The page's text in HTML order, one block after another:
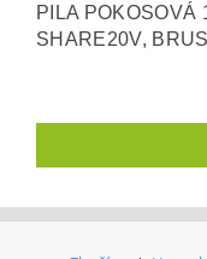
PILA POKOSOVÁ
SHARE20V,